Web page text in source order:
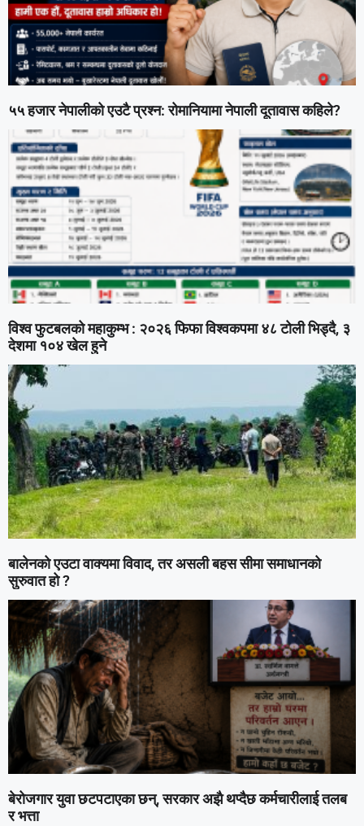
५५ हजार नेपालीको एउटै प्रश्न: रोमानियामा नेपाली दूतावास कहिले?
विश्व फुटबलको महाकुम्भ : २०२६ फिफा विश्वकपमा ४८ टोली भिड्दै, ३
देशमा १०४ खेल हुने
बालेनको एउटा वाक्यमा विवाद, तर असली बहस सीमा समाधानको
सुरुवात हो ?
बेरोजगार युवा छटपटाएका छन्, सरकार अझै थप्दैछ कर्मचारीलाई तलब
र भत्ता